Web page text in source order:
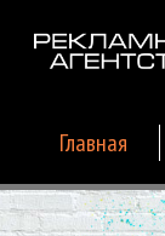
Главная